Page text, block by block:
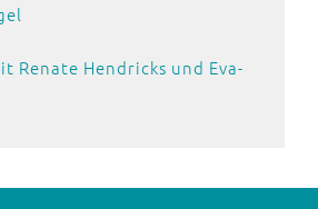
Renate Hendricks und Eva-